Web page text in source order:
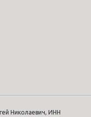
Николаевич, ИНН